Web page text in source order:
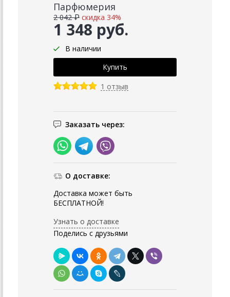
Парфюмерия
1 348 руб.
2 042 ₽ скидка 34%
В наличии
1 отзыв
Заказать через:
О доставке:
Доставка может быть
БЕСПЛАТНОЙ!
Узнать о доставке
Поделись с друзьями